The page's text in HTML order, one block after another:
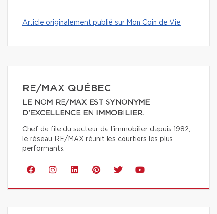
Article originalement publié sur Mon Coin de Vie
RE/MAX QUÉBEC
LE NOM RE/MAX EST SYNONYME
D'EXCELLENCE EN IMMOBILIER.
Chef de file du secteur de l'immobilier depuis 1982,
le réseau RE/MAX réunit les courtiers les plus
performants.